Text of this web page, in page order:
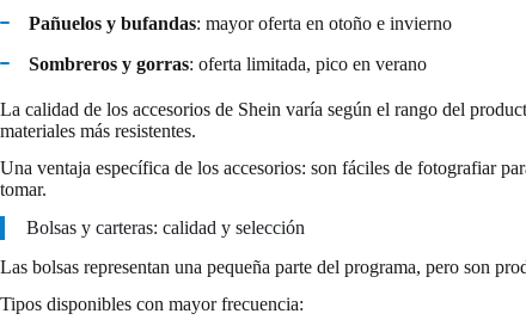
Pañuelos y bufandas: mayor oferta en otoño e invierno
Sombreros y gorras: oferta limitada, pico en verano
La calidad de los accesorios de Shein varía según el rango del
materiales más resistentes.
Una ventaja específica de los accesorios: son fáciles de fotografiar
tomar.
Bolsas y carteras: calidad y selección
Las bolsas representan una pequeña parte del programa, pero son
Tipos disponibles con mayor frecuencia: